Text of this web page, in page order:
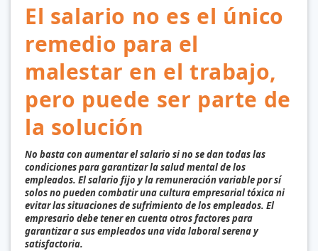
El salario no es el único
remedio para el
malestar en el trabajo,
pero puede ser parte de
la solución
No basta con aumentar el salario si no se dan todas las
condiciones para garantizar la salud mental de los
empleados. El salario fijo y la remuneración variable por sí
solos no pueden combatir una cultura empresarial tóxica ni
evitar las situaciones de sufrimiento de los empleados. El
empresario debe tener en cuenta otros factores para
garantizar a sus empleados una vida laboral serena y
satisfactoria.